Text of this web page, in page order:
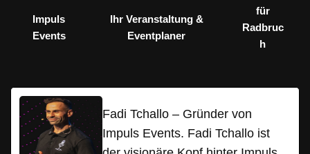
Impuls
Events
Ihr Veranstaltung &
Eventplaner
für
Radbruc
h
Fadi Tchallo – Gründer von
Impuls Events. Fadi Tchallo ist